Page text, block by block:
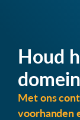
Houd
Met ons
voorhanden